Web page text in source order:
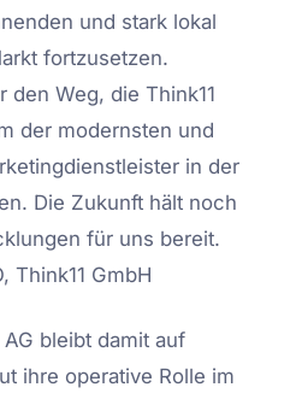
und stark lokal
fortzusetzen.
Weg, die Think11
der modernsten und
in der
Die Zukunft hält noch
für uns bereit.
Think11 GmbH
bleibt damit auf
ihre operative Rolle im